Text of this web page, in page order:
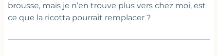
brousse, mais je n’en trouve plus vers chez moi, est
ce que la ricotta pourrait remplacer ?